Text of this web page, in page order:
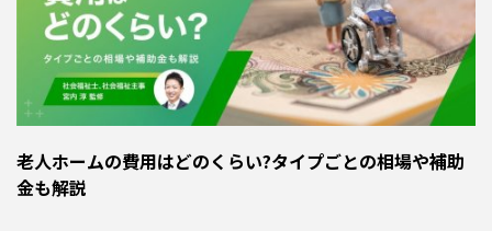
老人ホームの費用はどのくらい?タイプごとの相場や補助
金も解説